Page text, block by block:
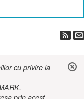
cu privire la